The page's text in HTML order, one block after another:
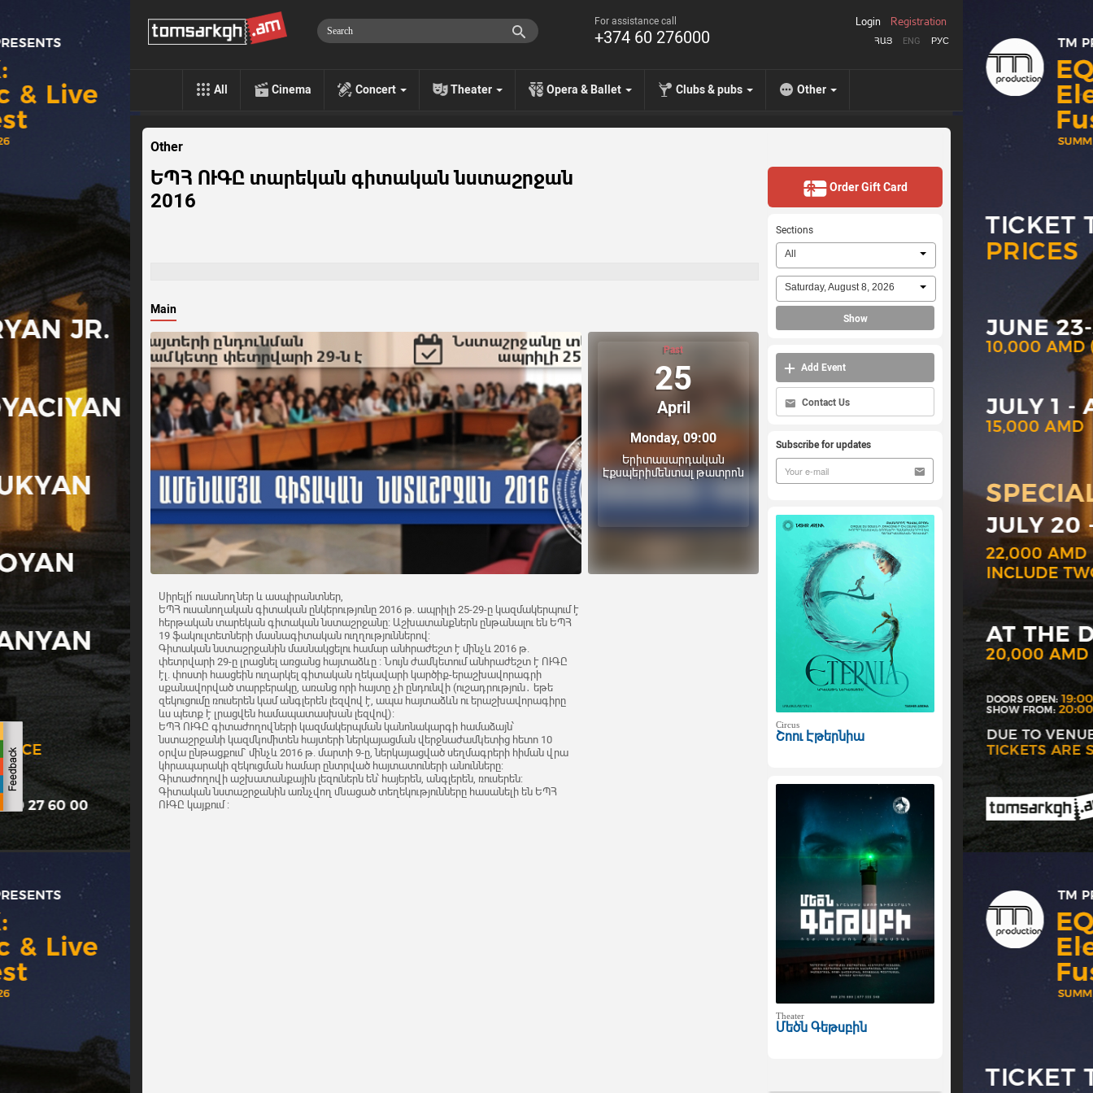
For assistance call
+374 60 276000 ՀԱՅ ENG РУС
Login Registration
All Cinema Concert Theater Opera & Ballet Clubs & pubs Other
Other
ԵՊՀ ՈՒԳԸ տարեկան գիտական նստաշրջան
2016
Main
Past
25
April
Monday, 09:00
Երիտասարդական
Էքսպերիմենտալ թատրոն
Սիրելի՛ ուսանողներ և ասպիրանտներ,
ԵՊՀ ուսանողական գիտական ընկերությունը 2016 թ. ապրիլի 25-29-ը կազմակերպում է
հերթական տարեկան գիտական նստաշրջանը: Աշխատանքներն ընթանալու են ԵՊՀ
19 ֆակուլտետների մասնագիտական ուղղություններով:
Գիտական նստաշրջանին մասնակցելու համար անհրաժեշտ է մինչև 2016 թ.
փետրվարի 29-ը լրացնել առցանց հայտաձևը : Նույն ժամկետում անհրաժեշտ է ՈՒԳԸ
էլ. փոստի հասցեին ուղարկել գիտական ղեկավարի կարծիք-երաշխավորագրի
սքանավորված տարբերակը, առանց որի հայտը չի ընդունվի (ուշադրություն․ եթե
զեկուցումը ռուսերեն կամ անգլերեն լեզվով է, ապա հայտաձևն ու երաշխավորագիրը
ևս պետք է լրացվեն համապատասխան լեզվով)։
ԵՊՀ ՈՒԳԸ գիտաժողովների կազմակերպման կանոնակարգի համաձայն՝
նստաշրջանի կազմկոմիտեն հայտերի ներկայացման վերջնաժամկետից հետո 10
օրվա ընթացքում` մինչև 2016 թ. մարտի 9-ը, ներկայացված սեղմագրերի հիման վրա
կհրապարակի զեկուցման համար ընտրված հայտատուների անունները:
Գիտաժողովի աշխատանքային լեզուներն են՝ հայերեն, անգլերեն, ռուսերեն:
Գիտական նստաշրջանին առնչվող մնացած տեղեկությունները հասանելի են ԵՊՀ
ՈՒԳԸ կայքում :
Order Gift Card
Sections
All
Saturday, August 8, 2026
Show
Add Event
Contact Us
Subscribe for updates
Circus
Շոու Էթերնիա
Theater
Մեծն Գեթսբին